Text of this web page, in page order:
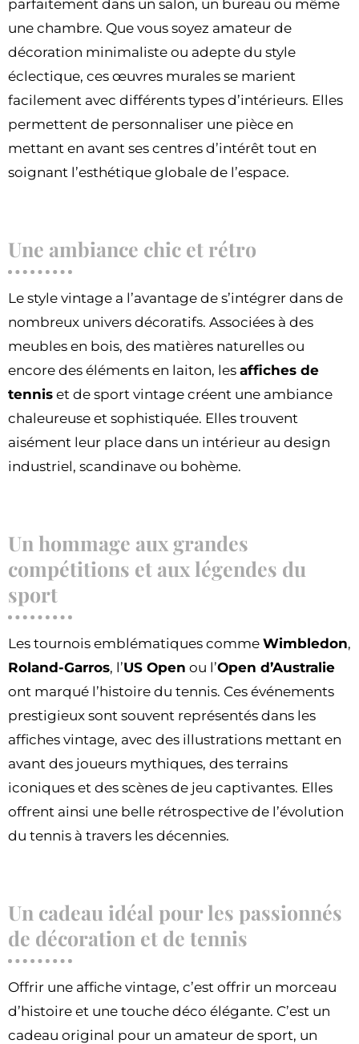
parfaitement dans un salon, un bureau ou même
une chambre. Que vous soyez amateur de
décoration minimaliste ou adepte du style
éclectique, ces œuvres murales se marient
facilement avec différents types d’intérieurs. Elles
permettent de personnaliser une pièce en
mettant en avant ses centres d’intérêt tout en
soignant l’esthétique globale de l’espace.
Une ambiance chic et rétro
Le style vintage a l’avantage de s’intégrer dans de
nombreux univers décoratifs. Associées à des
meubles en bois, des matières naturelles ou
encore des éléments en laiton, les affiches de
tennis et de sport vintage créent une ambiance
chaleureuse et sophistiquée. Elles trouvent
aisément leur place dans un intérieur au design
industriel, scandinave ou bohème.
Un hommage aux grandes
compétitions et aux légendes du
sport
Les tournois emblématiques comme Wimbledon,
Roland-Garros, l’US Open ou l’Open d’Australie
ont marqué l’histoire du tennis. Ces événements
prestigieux sont souvent représentés dans les
affiches vintage, avec des illustrations mettant en
avant des joueurs mythiques, des terrains
iconiques et des scènes de jeu captivantes. Elles
offrent ainsi une belle rétrospective de l’évolution
du tennis à travers les décennies.
Un cadeau idéal pour les passionnés
de décoration et de tennis
Offrir une affiche vintage, c’est offrir un morceau
d’histoire et une touche déco élégante. C’est un
cadeau original pour un amateur de sport, un